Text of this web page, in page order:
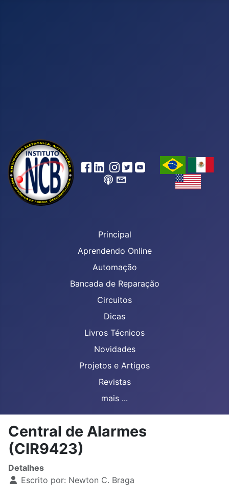
Principal
Aprendendo Online
Automação
Bancada de Reparação
Circuitos
Dicas
Livros Técnicos
Novidades
Projetos e Artigos
Revistas
mais ...
Central de Alarmes
(CIR9423)
Detalhes
Escrito por: Newton C. Braga